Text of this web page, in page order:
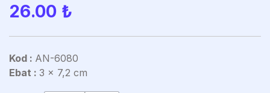
26.00 ₺
Kod : AN-6080
Ebat : 3 x 7,2 cm